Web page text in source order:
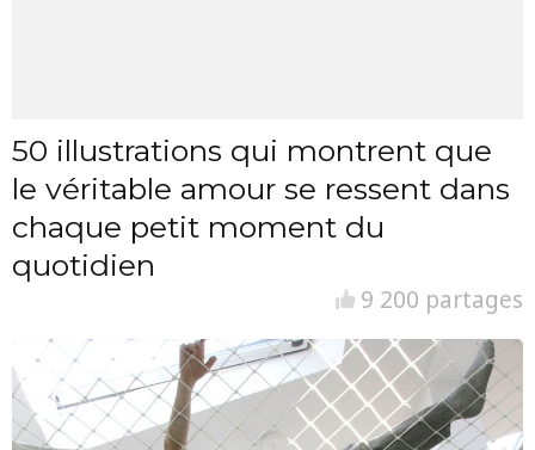
50 illustrations qui montrent que
le véritable amour se ressent dans
chaque petit moment du
quotidien
9 200 partages